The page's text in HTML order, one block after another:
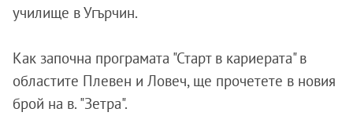
училище в Угърчин.
Как започна програмата "Старт в кариерата" в
областите Плевен и Ловеч, ще прочетете в новия
брой на в. "Зетра".